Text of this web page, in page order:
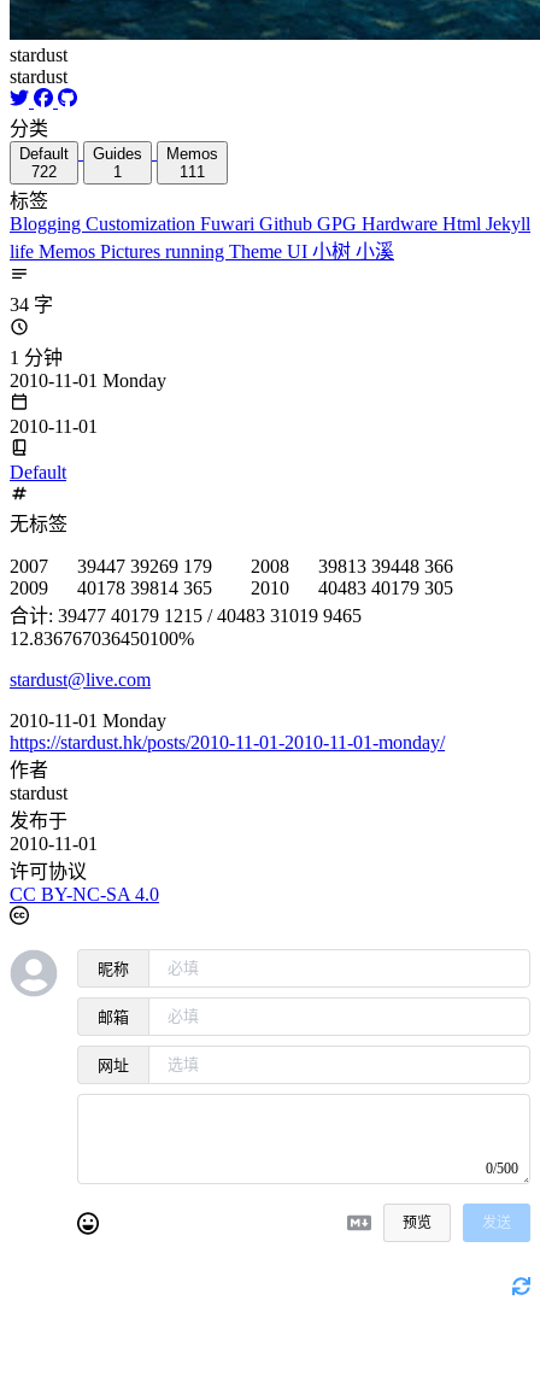
stardust
stardust
分类
Default
722
Guides
1
Memos
111
标签
Blogging Customization Fuwari Github GPG Hardware Html Jekyll
life Memos Pictures running Theme UI 小树 小溪
34 字
1 分钟
2010-11-01 Monday
2010-11-01
Default
无标签
2007 39447 39269 179 2008 39813 39448 366
2009 40178 39814 365 2010 40483 40179 305
合计: 39477 40179 1215 / 40483 31019 9465
12.836767036450100%
stardust@live.com
2010-11-01 Monday
https://stardust.hk/posts/2010-11-01-2010-11-01-monday/
作者
stardust
发布于
2010-11-01
许可协议
CC BY-NC-SA 4.0
昵称
邮箱
网址
0/500
预览 发送